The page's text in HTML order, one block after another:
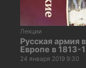
Лекции
Русская армия
Европе в 1813-
24 января 2019 9:30